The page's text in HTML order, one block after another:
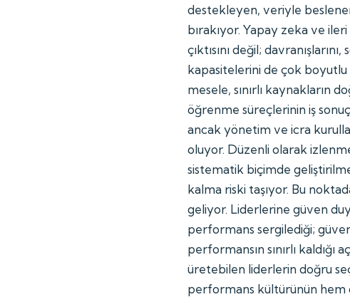
destekleyen, veriyle
bırakıyor. Yapay zeka ve
çıktısını değil;
kapasitelerini de çok
mesele, sınırlı kaynakların
öğrenme süreçlerinin iş
ancak yönetim ve icra
oluyor. Düzenli olarak
sistematik biçimde
kalma riski taşıyor. Bu
geliyor. Liderlerine güven
performans sergilediği;
performansın sınırlı kaldığı
üretebilen liderlerin doğru
performans kültürünün